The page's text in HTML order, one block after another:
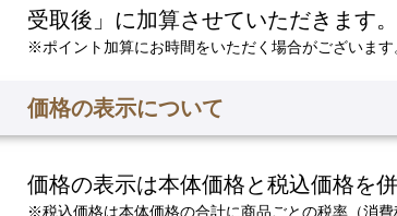
受取後」に加算させていただきます。
※ポイント加算にお時間をいただく場合がございます
価格の表示について
価格の表示は本体価格と税込価格を
※税込価格は本体価格の合計に商品ごとの税率（消